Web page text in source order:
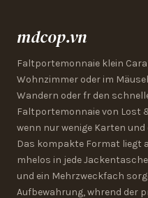
mdcop.vn
Faltportemonnaie klein
Wohnzimmer oder im
Wandern oder fr den
Faltportemonnaie von Lost
wenn nur wenige Karten
Das kompakte Format liegt
mhelos in jede
und ein Mehrzweckfach
Aufbewahrung, whrend der